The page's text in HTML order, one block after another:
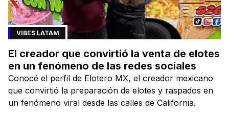
VIBES LATAM
El creador que convirtió la venta de elotes
en un fenómeno de las redes sociales
Conocé el perfil de Elotero MX, el creador mexicano
que convirtió la preparación de elotes y raspados en
un fenómeno viral desde las calles de California.